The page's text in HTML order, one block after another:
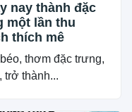
nay thành đặc
một lần thu
thích mê
thơm đặc trưng,
trở thành...